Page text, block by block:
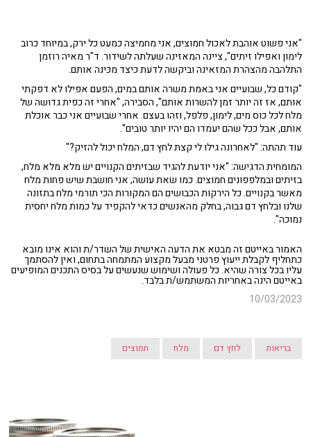
"אני פשוט אוהבת לאכול חמוצים, אני מחמיצה כמעט כל ירק, במיוחד כרוב
לימון ואפילו זיתים", ציינה המאזינה שעלתה לשידור. ד"ר מאיה רוזמן
התלהבה מהצהרת המזאינה וביקשה לדעת כיצד מכינה אותם.
"קודם כל, שבועיים אני באמת משרה אותם במים, הפעם אפילו לא דפקתי
אותם, אז זה יותר זמן להשרות אותם", הסבירה, "אחרי זה כפית גדושה של
מלח לכל כוס מים, לימון, פלפל, וזהו בעצם. אחרי שבועיים אני כבר אוכלת
אותם, אבל ככל שהם יעמדו הם יהיו יותר טובים".
עוד תהתה: "לאחרונה גילו לי קצת לחץ דם, המלח יכול להזיק?"
המומחית הדגישה: "אני יודעת להגיד שבזיתים הקנויים יש מלא מלא מלח,
בזיתים ובמלפפונים חמוצים. כמו שאת עושה, אני חושבת שיש פחות מלח
מאשר בקנויים. כל הירקות הכבושים הם המקורות הכי תורמי מלח בתזונה
שלנו ובלחץ דם גבוה, בחלק מהאנשים כדאי להקפיד על כמות מלח יחסית
נמוכה".
האמור באייטם זה מבטא את הדעה האישית של השדר/ת והוא אינו מובא
כתחליף לקבלת ייעוץ פרטני מבעל מקצוע המתמחה בתחום, ואין להסתמך
עליו בכל צורה שהיא. כל פעולה ושימוש שנעשים על בסיס התכנים המופיעים
באייטם הינה באחריות המשתמש/ת בלבד.
10/03/2023
בריאות לחץ דם מלח חמוצים